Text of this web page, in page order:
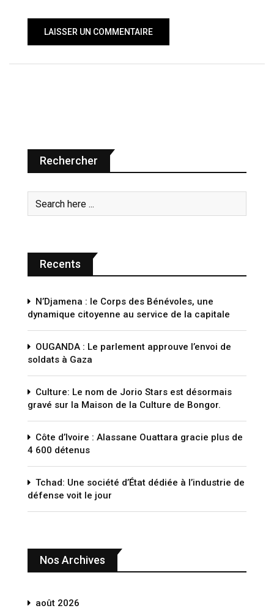
Rechercher
Recents
N’Djamena : le Corps des Bénévoles, une
dynamique citoyenne au service de la capitale
OUGANDA : Le parlement approuve l’envoi de
soldats à Gaza
Culture: Le nom de Jorio Stars est désormais
gravé sur la Maison de la Culture de Bongor.
Côte d’Ivoire : Alassane Ouattara gracie plus de
4 600 détenus
Tchad: Une société d’État dédiée à l’industrie de
défense voit le jour
Nos Archives
août 2026